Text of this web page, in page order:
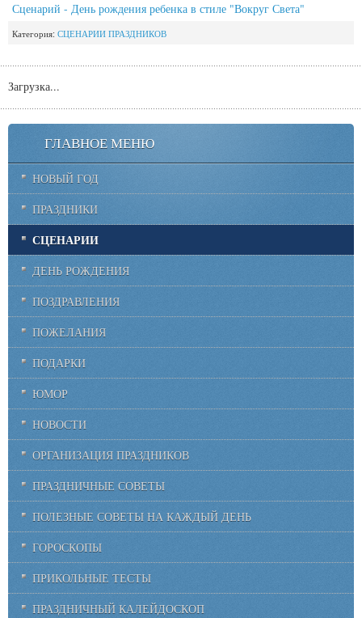
Сценарий - День рождения ребенка в стиле "Вокруг Света"
Категория: СЦЕНАРИИ ПРАЗДНИКОВ
Загрузка...
ГЛАВНОЕ МЕНЮ
НОВЫЙ ГОД
ПРАЗДНИКИ
СЦЕНАРИИ
ДЕНЬ РОЖДЕНИЯ
ПОЗДРАВЛЕНИЯ
ПОЖЕЛАНИЯ
ПОДАРКИ
ЮМОР
НОВОСТИ
ОРГАНИЗАЦИЯ ПРАЗДНИКОВ
ПРАЗДНИЧНЫЕ СОВЕТЫ
ПОЛЕЗНЫЕ СОВЕТЫ НА КАЖДЫЙ ДЕНЬ
ГОРОСКОПЫ
ПРИКОЛЬНЫЕ ТЕСТЫ
ПРАЗДНИЧНЫЙ КАЛЕЙДОСКОП